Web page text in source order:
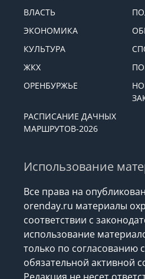
ВЛАСТЬ
ЭКОНОМИКА
КУЛЬТУРА
ЖКХ
ОРЕНБУРЖЬЕ
РАСПИСАНИЕ ДАЧНЫХ
МАРШРУТОВ-2026
Использование
Все права на
orenday.ru материалы
соответствии с
использование
только по согласованию
обязательной активной